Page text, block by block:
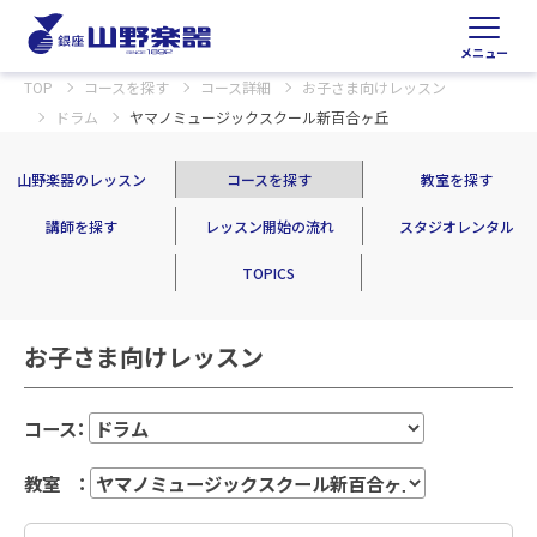
メニュー
TOP コースを探す コース詳細
お子さま向けレッスン
ドラム
ヤマノミュージックスクール新百合ヶ丘
山野楽器のレッスン コースを探す 教室を探す
講師を探す レッスン開始の流れ スタジオレンタル
TOPICS
お子さま向けレッスン
コース：
教室 ：